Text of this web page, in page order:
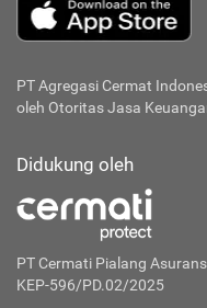
PT Agregasi Cermat
oleh Otoritas Jasa
Didukung oleh
PT Cermati Pialang
KEP-596/PD.02/2025